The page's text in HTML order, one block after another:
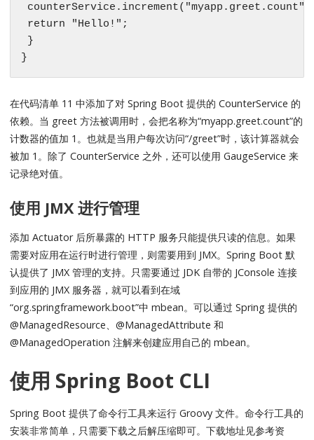
return "Hello!";
}
}
在代码清单 11 中添加了对 Spring Boot 提供的 CounterService 的
依赖。当 greet 方法被调用时，会把名称为“myapp.greet.count”的
计数器的值加 1。也就是当用户每次访问“/greet”时，该计算器就会
被加 1。除了 CounterService 之外，还可以使用 GaugeService 来
记录绝对值。
使用 JMX 进行管理
添加 Actuator 后所暴露的 HTTP 服务只能提供只读的信息。如果
需要对应用在运行时进行管理，则需要用到 JMX。Spring Boot 默
认提供了 JMX 管理的支持。只需要通过 JDK 自带的 JConsole 连接
到应用的 JMX 服务器，就可以看到在域
“org.springframework.boot”中 mbean。可以通过 Spring 提供的
@ManagedResource、@ManagedAttribute 和
@ManagedOperation 注解来创建应用自己的 mbean。
使用 Spring Boot CLI
Spring Boot 提供了命令行工具来运行 Groovy 文件。命令行工具的
安装非常简单，只需要下载之后解压缩即可。下载地址见参考资